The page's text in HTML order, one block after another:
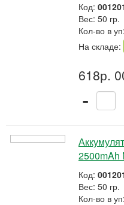
Код:
Вес: 50 гр.
Кол-во в уп:
На складе:
618р.
-
2500mAh
Код:
Вес: 50 гр.
Кол-во в уп: